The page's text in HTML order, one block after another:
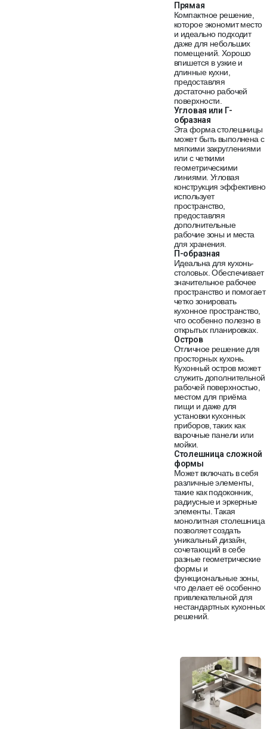
Прямая
Компактное решение,
которое экономит место
и идеально подходит
даже для небольших
помещений. Хорошо
впишется в узкие и
длинные кухни,
предоставляя
достаточно рабочей
поверхности.
Угловая или Г-
образная
Эта форма столешницы
может быть выполнена с
мягкими закруглениями
или с четкими
геометрическими
линиями. Угловая
конструкция эффективно
использует
пространство,
предоставляя
дополнительные
рабочие зоны и места
для хранения.
П-образная
Идеальна для кухонь-
столовых. Обеспечивает
значительное рабочее
пространство и помогает
четко зонировать
кухонное пространство,
что особенно полезно в
открытых планировках.
Остров
Отличное решение для
просторных кухонь.
Кухонный остров может
служить дополнительной
рабочей поверхностью,
местом для приёма
пищи и даже для
установки кухонных
приборов, таких как
варочные панели или
мойки.
Столешница сложной
формы
Может включать в себя
различные элементы,
такие как подоконник,
радиусные и эркерные
элементы. Такая
монолитная столешница
позволяет создать
уникальный дизайн,
сочетающий в себе
разные геометрические
формы и
функциональные зоны,
что делает её особенно
привлекательной для
нестандартных кухонных
решений.